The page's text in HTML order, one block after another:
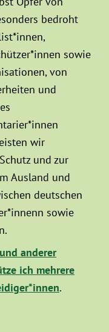
bedroht
sowie
von
und
wir
und zur
Ausland und
deutschen
sowie
anderer
ich mehrere
.